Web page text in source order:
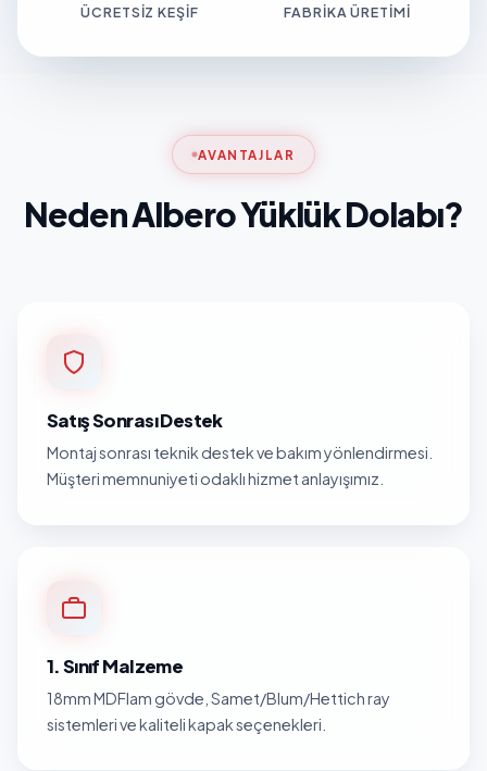
ÜCRETSIZ KEŞIF FABRIKA ÜRETIMI
AVANTAJLAR
Neden Albero Yüklük Dolabı?
Satış Sonrası Destek
Montaj sonrası teknik destek ve bakım yönlendirmesi.
Müşteri memnuniyeti odaklı hizmet anlayışımız.
1. Sınıf Malzeme
18mm MDFlam gövde, Samet/Blum/Hettich ray
sistemleri ve kaliteli kapak seçenekleri.